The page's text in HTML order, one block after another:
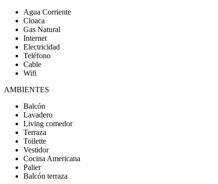
Agua Corriente
Cloaca
Gas Natural
Internet
Electricidad
Teléfono
Cable
Wifi
AMBIENTES
Balcón
Lavadero
Living comedor
Terraza
Toilette
Vestidor
Cocina Americana
Palier
Balcón terraza